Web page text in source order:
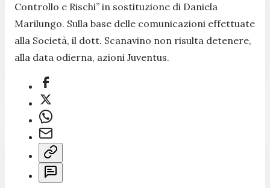
Controllo e Rischi” in sostituzione di Daniela
Marilungo. Sulla base delle comunicazioni effettuate
alla Società, il dott. Scanavino non risulta detenere,
alla data odierna, azioni Juventus.